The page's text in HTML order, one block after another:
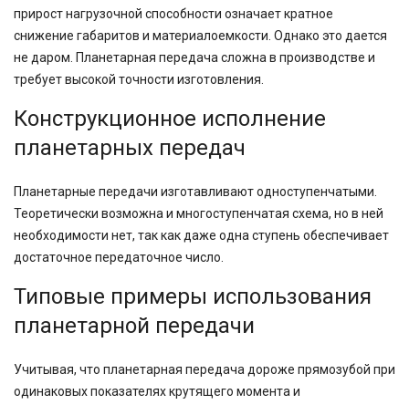
прирост нагрузочной способности означает кратное
снижение габаритов и материалоемкости. Однако это дается
не даром. Планетарная передача сложна в производстве и
требует высокой точности изготовления.
Конструкционное исполнение
планетарных передач
Планетарные передачи изготавливают одноступенчатыми.
Теоретически возможна и многоступенчатая схема, но в ней
необходимости нет, так как даже одна ступень обеспечивает
достаточное передаточное число.
Типовые примеры использования
планетарной передачи
Учитывая, что планетарная передача дороже прямозубой при
одинаковых показателях крутящего момента и